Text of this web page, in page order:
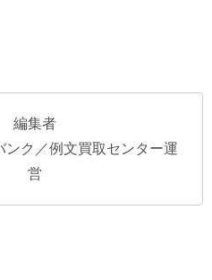
編集者
ンク／例文買取センター運
営